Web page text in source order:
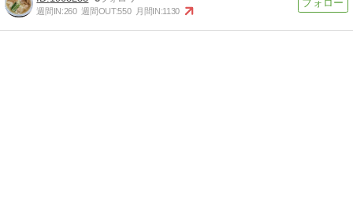
週間IN:260 週間OUT:550 月間IN:1130